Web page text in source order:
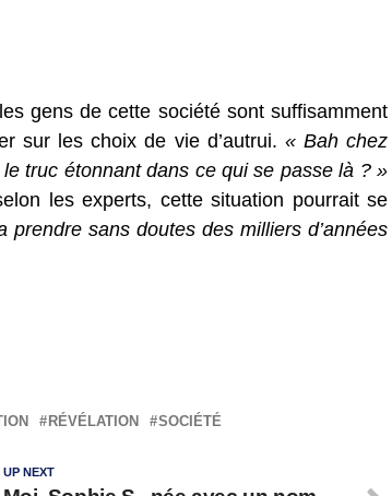
gens de cette société sont suffisamment
sur les choix de vie d’autrui. « Bah chez
truc étonnant dans ce qui se passe là ? »
les experts, cette situation pourrait se
prendre sans doutes des milliers d’années
RÉVÉLATION SOCIÉTÉ
UP NEXT